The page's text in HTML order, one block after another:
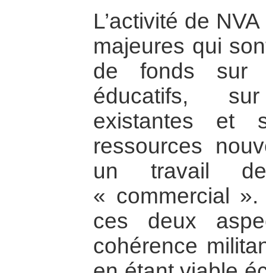
L’activité de
majeures qui
de fonds sur
éducatifs,
existantes et
ressources
un travail
« commercial
ces deux
cohérence